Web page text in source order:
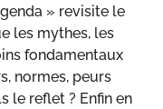
» revisite le
les mythes, les
fondamentaux
normes, peurs
le reflet ? Enfin en